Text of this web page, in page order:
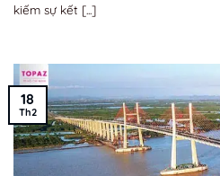
kiếm sự kết [...]
18
Th2